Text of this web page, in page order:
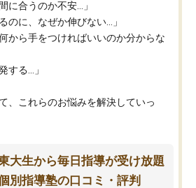
に合うのか不安…」
のに、なぜか伸びない…」
から手をつければいいのか分からな
する…」
、これらのお悩みを解決していっ
大生から毎日指導が受け放題
別指導塾の口コミ・評判